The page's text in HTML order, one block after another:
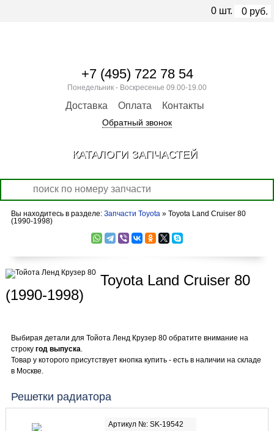
Вы находитесь в разделе: Запчасти Toyota» Toyota Land Cruiser 80
(1990-1998)
Toyota Land Cruiser 80
(1990-1998)
Выбирая детали для Тойота Ленд Крузер 80 обратите внимание на
строку год выпуска.
Товар у которого присутствует кнопка купить - есть в наличии на складе
в Москве.
Решетки радиатора
Артикул №: SK-19542
+7 (495) 722 78 54
Понедельник - Воскресенье 09.00-19.00
Доставка Оплата Контакты
Обратный звонок
0 шт. 0 руб.
КАТАЛОГИ ЗАПЧАСТЕЙ